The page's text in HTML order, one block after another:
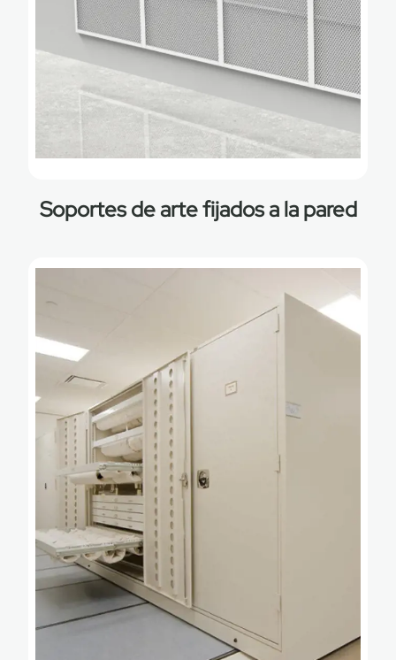
Soportes de arte fijados a la pared